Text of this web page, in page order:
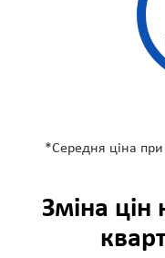
*Середня ціна при
Зміна цін